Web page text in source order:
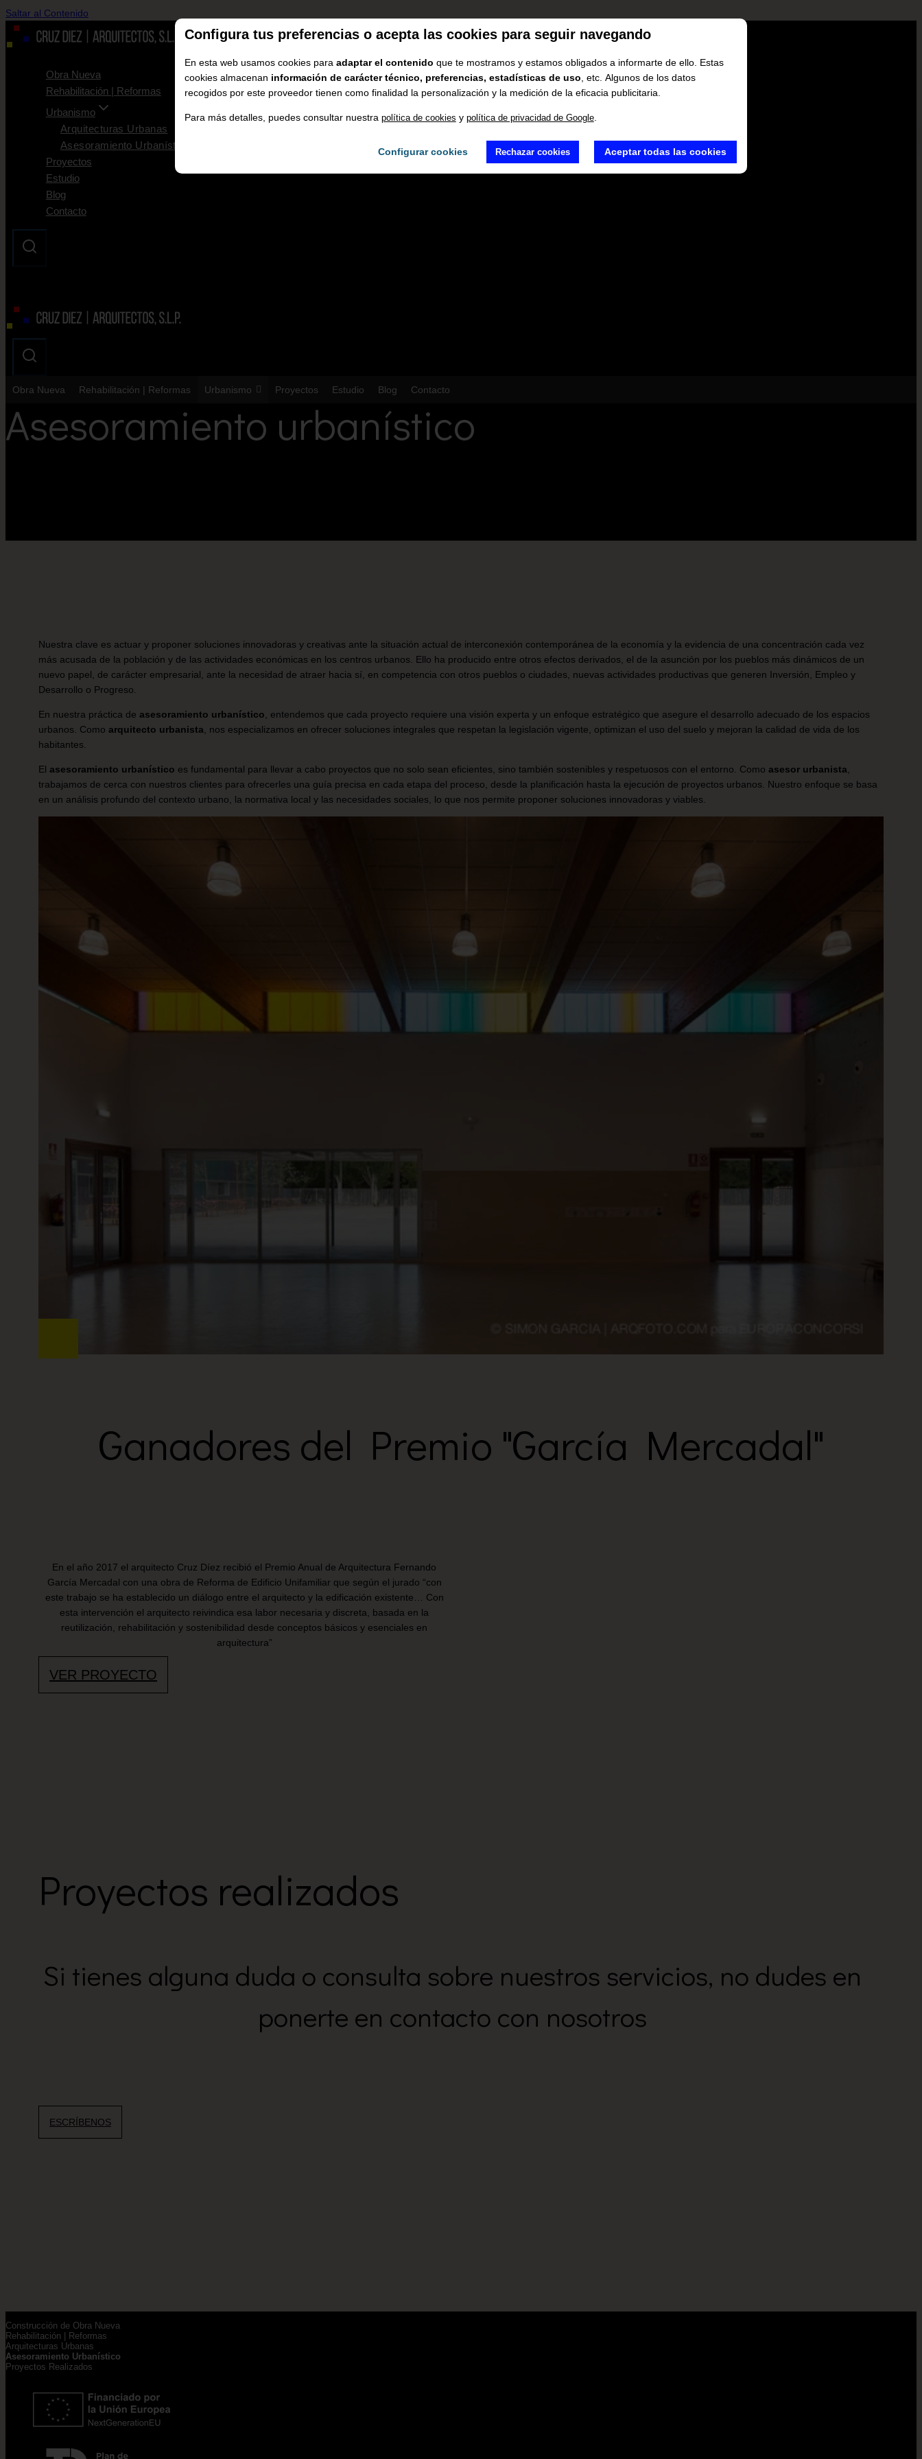
Configura tus preferencias o acepta las cookies para seguir navegando
En esta web usamos cookies para adaptar el contenido que te mostramos y estamos obligados a informarte de ello. Estas
cookies almacenan información de carácter técnico, preferencias, estadísticas de uso, etc. Algunos de los datos
recogidos por este proveedor tienen como finalidad la personalización y la medición de la eficacia publicitaria.
Para más detalles, puedes consultar nuestra política de cookies y política de privacidad de Google.
Configurar cookies Rechazar cookies Aceptar todas las cookies
Saltar al Contenido
Obra Nueva
Rehabilitación | Reformas
Urbanismo
Arquitecturas Urbanas
Asesoramiento Urbanístico
Proyectos
Estudio
Blog
Contacto
Obra Nueva Rehabilitación | Reformas Urbanismo Proyectos Estudio Blog Contacto
Asesoramiento urbanístico
Nuestra clave es actuar y proponer soluciones innovadoras y creativas ante la situación actual de interconexión contemporánea de la economía y la evidencia de una concentración cada vez
más acusada de la población y de las actividades económicas en los centros urbanos. Ello ha producido entre otros efectos derivados, el de la asunción por los pueblos más dinámicos de un
nuevo papel, de carácter empresarial, ante la necesidad de atraer hacia sí, en competencia con otros pueblos o ciudades, nuevas actividades productivas que generen Inversión, Empleo y
Desarrollo o Progreso.
En nuestra práctica de asesoramiento urbanístico, entendemos que cada proyecto requiere una visión experta y un enfoque estratégico que asegure el desarrollo adecuado de los espacios
urbanos. Como arquitecto urbanista, nos especializamos en ofrecer soluciones integrales que respetan la legislación vigente, optimizan el uso del suelo y mejoran la calidad de vida de los
habitantes.
El asesoramiento urbanístico es fundamental para llevar a cabo proyectos que no solo sean eficientes, sino también sostenibles y respetuosos con el entorno. Como asesor urbanista,
trabajamos de cerca con nuestros clientes para ofrecerles una guía precisa en cada etapa del proceso, desde la planificación hasta la ejecución de proyectos urbanos. Nuestro enfoque se basa
en un análisis profundo del contexto urbano, la normativa local y las necesidades sociales, lo que nos permite proponer soluciones innovadoras y viables.
Ganadores del Premio "García Mercadal"
En el año 2017 el arquitecto Cruz Díez recibió el Premio Anual de Arquitectura Fernando
García Mercadal con una obra de Reforma de Edificio Unifamiliar que según el jurado “con
este trabajo se ha establecido un diálogo entre el arquitecto y la edificación existente… Con
esta intervención el arquitecto reivindica esa labor necesaria y discreta, basada en la
reutilización, rehabilitación y sostenibilidad desde conceptos básicos y esenciales en
arquitectura”
VER PROYECTO
Proyectos realizados
Si tienes alguna duda o consulta sobre nuestros servicios, no dudes en
ponerte en contacto con nosotros
ESCRÍBENOS
Construcción de Obra Nueva
Rehabilitación | Reformas
Arquitecturas Urbanas
Asesoramiento Urbanístico
Proyectos Realizados